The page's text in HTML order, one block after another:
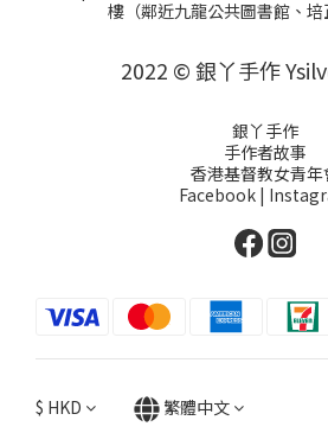
樓（鄰近九龍公共圖書館、培
2022 © 銀丫手作
銀丫手作
手作者故事
香港基督教女青年
Facebook |
$ HKD 繁體中文